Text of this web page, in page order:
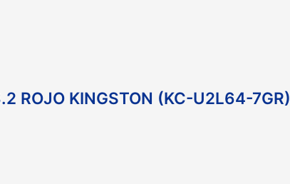
ROJO KINGSTON (KC-U2L64-7GR)